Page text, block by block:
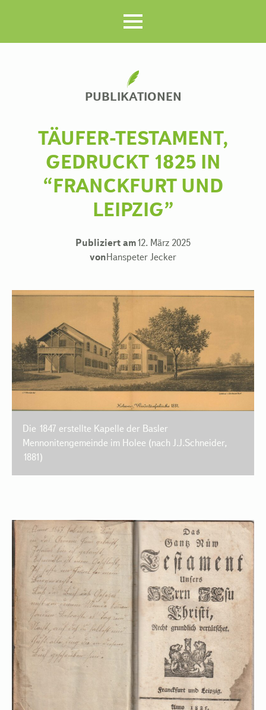
PUBLIKATIONEN
TÄUFER-TESTAMENT,
GEDRUCKT 1825 IN
“FRANCKFURT UND
LEIPZIG”
Publiziert am12. März 2025
vonHanspeter Jecker
Die 1847 erstellte Kapelle der Basler
Mennonitengemeinde im Holee (nach J.J.Schneider,
1881)